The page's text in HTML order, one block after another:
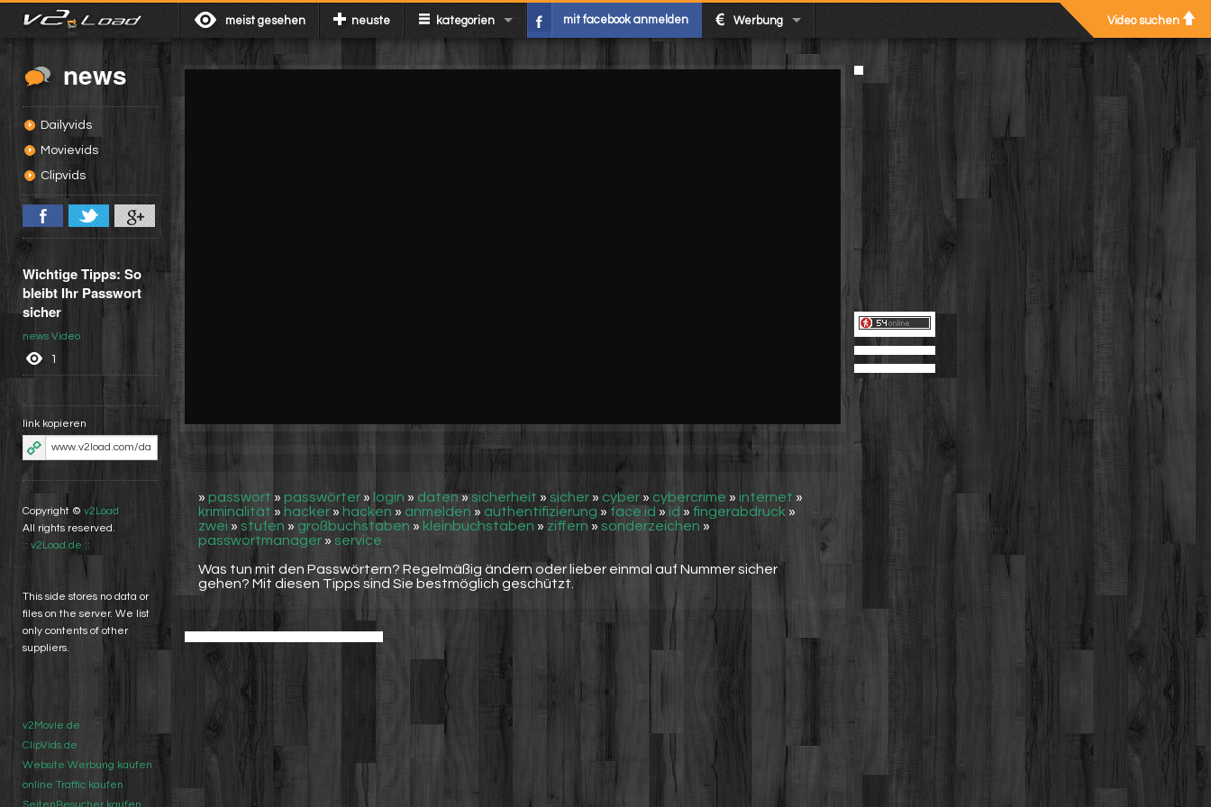
meist gesehen neuste kategorien mit facebook anmelden Werbung Video suchen
news
Dailyvids
Movievids
Clipvids
Wichtige Tipps: So
bleibt Ihr Passwort
sicher
news Video
1
link kopieren
Copyright © v2Load
All rights reserved.
:: v2Load.de ::
This side stores no data or
files on the server. We list
only contents of other
suppliers.
v2Movie.de
ClipVids.de
Website Werbung kaufen
online Traffic kaufen
» passwort » passwörter » login » daten»sicherheit » sicher » cyber » cybercrime » internet »
kriminalität » hacker » hacken » anmelden » authentifizierung » face id » id » fingerabdruck »
zwei » stufen » großbuchstaben » kleinbuchstaben » ziffern » sonderzeichen »
passwortmanager» service
Was tun mit den Passwörtern? Regelmäßig ändern oder lieber einmal auf Nummer sicher
gehen? Mit diesen Tipps sind Sie bestmöglich geschützt.